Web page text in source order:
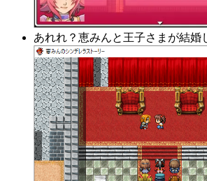
あれれ？恵みんと王子さまが結